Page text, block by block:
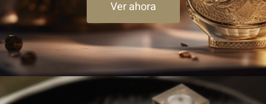
Ver ahora